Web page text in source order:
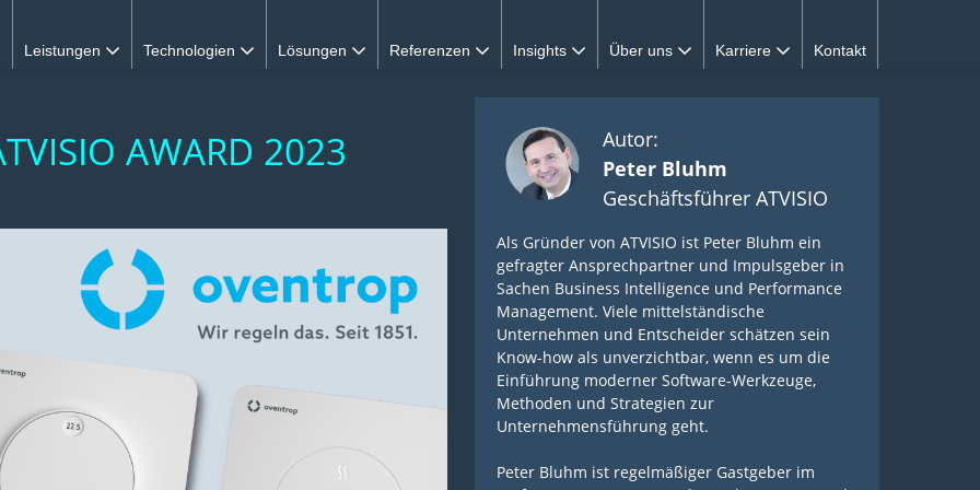
Leistungen Technologien Lösungen Referenzen Insights Über uns Karriere Kontakt
AWARD 2023
Autor:
Peter Bluhm
Geschäftsführer ATVISIO
Als Gründer von ATVISIO ist Peter Bluhm ein
gefragter Ansprechpartner und Impulsgeber in
Sachen Business Intelligence und Performance
Management. Viele mittelständische
Unternehmen und Entscheider schätzen sein
Know-how als unverzichtbar, wenn es um die
Einführung moderner Software-Werkzeuge,
Methoden und Strategien zur
Unternehmensführung geht.
Peter Bluhm ist regelmäßiger Gastgeber im